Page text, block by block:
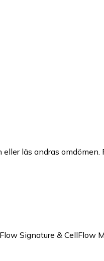
läs andras
Signature & CellFlow